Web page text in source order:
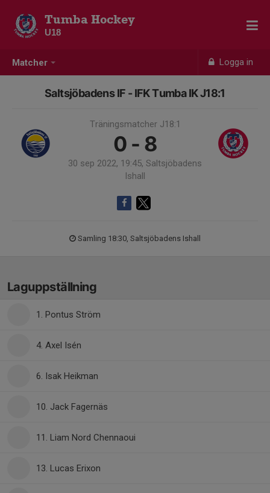
Matcher Logga in
Tumba Hockey
U18
Saltsjöbadens IF - IFK Tumba IK J18:1
Träningsmatcher J18:1
0 - 8
30 sep 2022, 19:45, Saltsjöbadens
Ishall
Samling 18:30, Saltsjöbadens Ishall
Laguppställning
1. Pontus Ström
4. Axel Isén
6. Isak Heikman
10. Jack Fagernäs
11. Liam Nord Chennaoui
13. Lucas Erixon